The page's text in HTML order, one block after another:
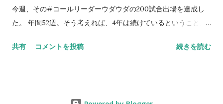
今週、その#コールリーダーウダウダの200試合出場を達成し
た。 年間52週。そう考えれば、4年は続けているということ。
つつある。いや、忘れてはいけない。決して忘れてはいけない
共有 コメントを投稿 続きを読む